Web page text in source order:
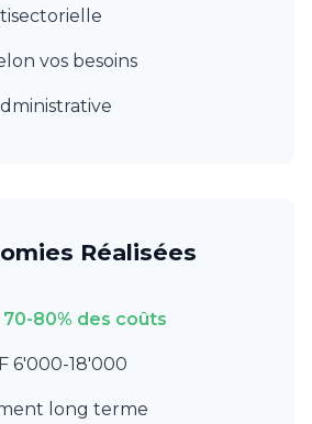
vos besoins
Réalisées
80% des coûts
6'000-18'000
long terme